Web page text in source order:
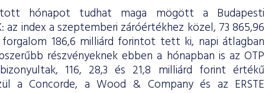
hónapot tudhat maga mögött a Budapesti
az index a szeptemberi záróértékhez közel, 73 865,96
186,6 milliárd forintot tett ki, napi átlagban
részvényeknek ebben a hónapban is az OTP
116, 28,3 és 21,8 milliárd forint értékű
a Concorde, a Wood & Company és az ERSTE